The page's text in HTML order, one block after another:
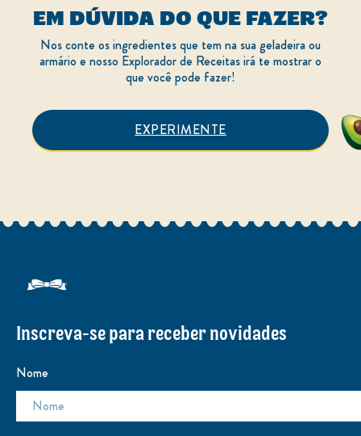
EM DÚVIDA DO QUE FAZER?
Nos conte os ingredientes que tem na sua geladeira ou
armário e nosso Explorador de Receitas irá te mostrar o
que você pode fazer!
EXPERIMENTE
Inscreva-se para receber novidades
Nome